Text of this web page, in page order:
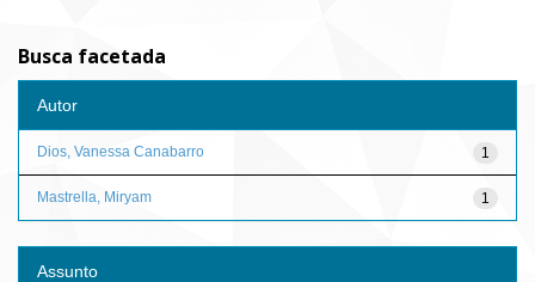
Busca facetada
Autor
1
Dios, Vanessa Canabarro
1
Mastrella, Miryam
Assunto